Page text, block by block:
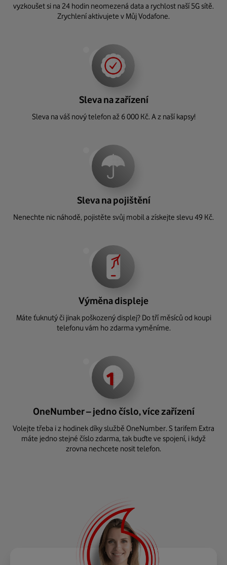
vyzkoušet si na 24 hodin neomezená data a rychlost naší 5G sítě.
Zrychlení aktivujete v Můj Vodafone.
Sleva na zařízení
Sleva na váš nový telefon až 6 000 Kč. A z naší kapsy!
Sleva na pojištění
Nenechte nic náhodě, pojistěte svůj mobil a získejte slevu 49 Kč.
Výměna displeje
Máte ťuknutý či jinak poškozený displej? Do tří měsíců od koupi
telefonu vám ho zdarma vyměníme.
OneNumber – jedno číslo, více zařízení
Volejte třeba i z hodinek díky službě OneNumber. S tarifem Extra
máte jedno stejné číslo zdarma, tak buďte ve spojení, i když
zrovna nechcete nosit telefon.